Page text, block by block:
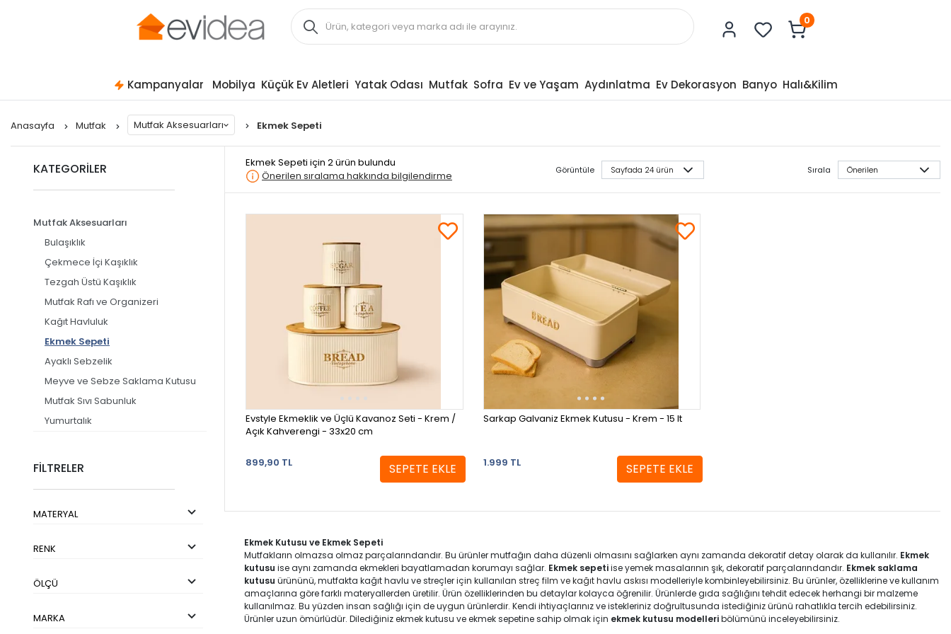
0
Kampanyalar Mobilya Küçük Ev Aletleri Yatak Odası Mutfak Sofra Ev ve Yaşam Aydınlatma Ev Dekorasyon Banyo Halı&Kilim
Anasayfa Mutfak Mutfak Aksesuarları Ekmek Sepeti
KATEGORİLER
Mutfak Aksesuarları
Bulaşıklık
Çekmece İçi Kaşıklık
Tezgah Üstü Kaşıklık
Mutfak Rafı ve Organizeri
Kağıt Havluluk
Ekmek Sepeti
Ayaklı Sebzelik
Meyve ve Sebze Saklama Kutusu
Mutfak Sıvı Sabunluk
Yumurtalık
FİLTRELER
MATERYAL
RENK
ÖLÇÜ
MARKA
Ekmek Sepeti için 2 ürün bulundu
Önerilen sıralama hakkında bilgilendirme
Görüntüle Sırala
Evstyle Ekmeklik ve Üçlü Kavanoz Seti - Krem /
Açık Kahverengi - 33x20 cm
899,90 TL SEPETE EKLE
Sarkap Galvaniz Ekmek Kutusu - Krem - 15 lt
1.999 TL SEPETE EKLE
Ekmek Kutusu ve Ekmek Sepeti
Mutfakların olmazsa olmaz parçalarındandır. Bu ürünler mutfağın daha düzenli olmasını sağlarken aynı zamanda dekoratif detay olarak da kullanılır. Ekmek
kutusu ise aynı zamanda ekmekleri bayatlamadan korumayı sağlar. Ekmek sepetiise yemek masalarının şık, dekoratif parçalarındandır. Ekmek saklama
kutusu ürününü, mutfakta kağıt havlu ve streçler için kullanılan streç film ve kağıt havlu askısı modelleriyle kombinleyebilirsiniz. Bu ürünler, özelliklerine ve kullanım
amaçlarına göre farklı materyallerden üretilir. Ürün özelliklerinden bu detaylar kolayca öğrenilir. Ürünlerde gıda sağlığını tehdit edecek herhangi bir malzeme
kullanılmaz. Bu yüzden insan sağlığı için de uygun ürünlerdir. Kendi ihtiyaçlarınız ve istekleriniz doğrultusunda istediğiniz ürünü rahatlıkla tercih edebilirsiniz.
Ürünler uzun ömürlüdür. Dilediğiniz ekmek kutusu ve ekmek sepetine sahip olmak için ekmek kutusu modelleribölümünü inceleyebilirsiniz.